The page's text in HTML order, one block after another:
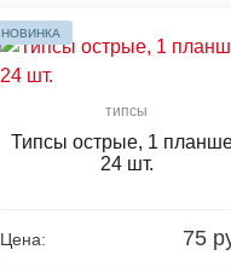
НОВИНКА
типсы
Типсы острые, 1
24 шт.
Цена: 75